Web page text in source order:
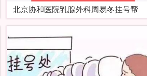
北京协和医院乳腺外科周易冬挂号帮